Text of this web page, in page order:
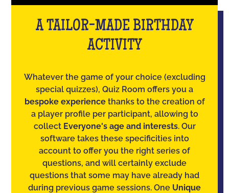
A TAILOR-MADE BIRTHDAY
ACTIVITY
Whatever the game of your choice (excluding
special quizzes), Quiz Room offers you a
bespoke experience thanks to the creation of
a player profile per participant, allowing to
collect Everyone's age and interests. Our
software takes these specificities into
account to offer you the right series of
questions, and will certainly exclude
questions that some may have already had
during previous game sessions. One Unique